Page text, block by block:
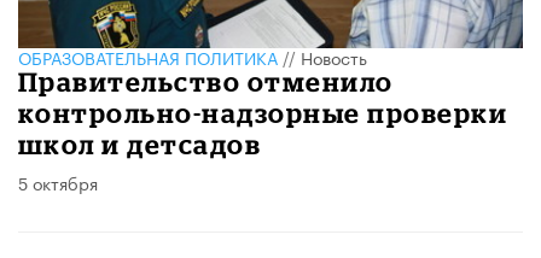
ОБРАЗОВАТЕЛЬНАЯ ПОЛИТИКА//Новость
Правительство отменило
контрольно-надзорные проверки
школ и детсадов
5 октября